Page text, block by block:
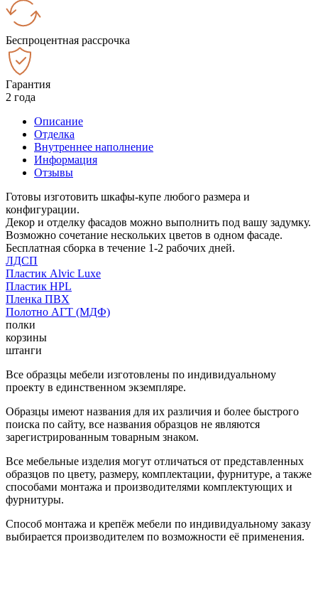
Беспроцентная рассрочка
Гарантия
2 года
Описание
Отделка
Внутреннее наполнение
Информация
Отзывы
Готовы изготовить шкафы-купе любого размера и
конфигурации.
Декор и отделку фасадов можно выполнить под вашу задумку.
Возможно сочетание нескольких цветов в одном фасаде.
Бесплатная сборка в течение 1-2 рабочих дней.
ЛДСП
Пластик Alvic Luxe
Пластик HPL
Пленка ПВХ
Полотно АГТ (МДФ)
полки
корзины
штанги
Все образцы мебели изготовлены по индивидуальному
проекту в единственном экземпляре.
Образцы имеют названия для их различия и более быстрого
поиска по сайту, все названия образцов не являются
зарегистрированным товарным знаком.
Все мебельные изделия могут отличаться от представленных
образцов по цвету, размеру, комплектации, фурнитуре, а также
способами монтажа и производителями комплектующих и
фурнитуры.
Способ монтажа и крепёж мебели по индивидуальному заказу
выбирается производителем по возможности её применения.